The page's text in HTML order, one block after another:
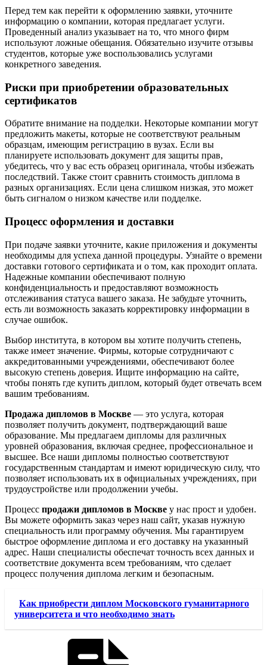
Перед тем как перейти к оформлению заявки, уточните
информацию о компании, которая предлагает услуги.
Проведенный анализ указывает на то, что много фирм
используют ложные обещания. Обязательно изучите отзывы
студентов, которые уже воспользовались услугами
конкретного заведения.
Риски при приобретении образовательных
сертификатов
Обратите внимание на подделки. Некоторые компании могут
предложить макеты, которые не соответствуют реальным
образцам, имеющим регистрацию в вузах. Если вы
планируете использовать документ для защиты прав,
убедитесь, что у вас есть образец оригинала, чтобы избежать
последствий. Также стоит сравнить стоимость диплома в
разных организациях. Если цена слишком низкая, это может
быть сигналом о низком качестве или подделке.
Процесс оформления и доставки
При подаче заявки уточните, какие приложения и документы
необходимы для успеха данной процедуры. Узнайте о времени
доставки готового сертификата и о том, как проходит оплата.
Надежные компании обеспечивают полную
конфиденциальность и предоставляют возможность
отслеживания статуса вашего заказа. Не забудьте уточнить,
есть ли возможность заказать корректировку информации в
случае ошибок.
Выбор института, в котором вы хотите получить степень,
также имеет значение. Фирмы, которые сотрудничают с
аккредитованными учреждениями, обеспечивают более
высокую степень доверия. Ищите информацию на сайте,
чтобы понять где купить диплом, который будет отвечать всем
вашим требованиям.
Продажа дипломов в Москве — это услуга, которая
позволяет получить документ, подтверждающий ваше
образование. Мы предлагаем дипломы для различных
уровней образования, включая среднее, профессиональное и
высшее. Все наши дипломы полностью соответствуют
государственным стандартам и имеют юридическую силу, что
позволяет использовать их в официальных учреждениях, при
трудоустройстве или продолжении учебы.
Процесс продажи дипломов в Москве у нас прост и удобен.
Вы можете оформить заказ через наш сайт, указав нужную
специальность или программу обучения. Мы гарантируем
быстрое оформление диплома и его доставку на указанный
адрес. Наши специалисты обеспечат точность всех данных и
соответствие документа всем требованиям, что сделает
процесс получения диплома легким и безопасным.
Как приобрести диплом Московского гуманитарного
университета и что необходимо знать